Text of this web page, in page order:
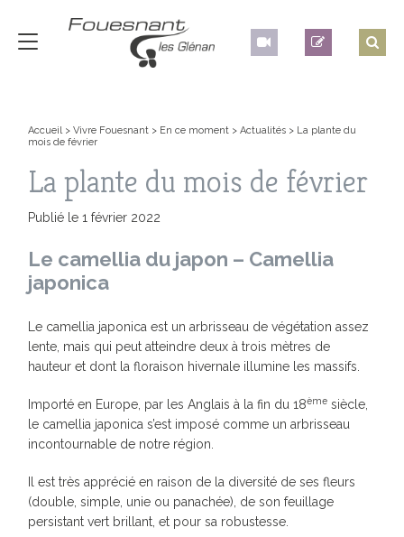
Accueil>Vivre Fouesnant > En ce moment >Actualités > La plante du
mois de février
La plante du mois de février
Publié le 1 février 2022
Le camellia du japon – Camellia
japonica
Le camellia japonica est un arbrisseau de végétation assez
lente, mais qui peut atteindre deux à trois mètres de
hauteur et dont la floraison hivernale illumine les massifs.
Importé en Europe, par les Anglais à la fin du 18ème siècle,
le camellia japonica s’est imposé comme un arbrisseau
incontournable de notre région.
Il est très apprécié en raison de la diversité de ses fleurs
(double, simple, unie ou panachée), de son feuillage
persistant vert brillant, et pour sa robustesse.